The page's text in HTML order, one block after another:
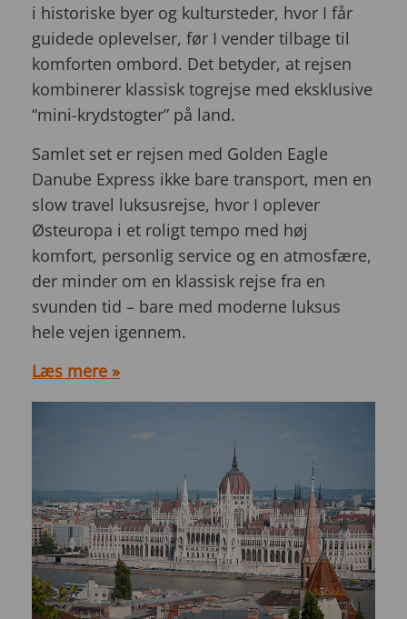
i historiske byer og kultursteder, hvor I får
guidede oplevelser, før I vender tilbage til
komforten ombord. Det betyder, at rejsen
kombinerer klassisk togrejse med eksklusive
“mini-krydstogter” på land.
Samlet set er rejsen med Golden Eagle
Danube Express ikke bare transport, men en
slow travel luksusrejse, hvor I oplever
Østeuropa i et roligt tempo med høj
komfort, personlig service og en atmosfære,
der minder om en klassisk rejse fra en
svunden tid – bare med moderne luksus
hele vejen igennem.
Læs mere »